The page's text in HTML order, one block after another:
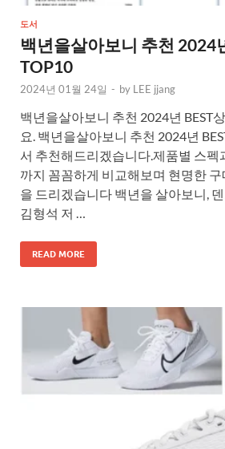
도서
백년을살아보니 추천 2024
TOP10
2024년 01월 24일 - by LEE jjang
백년을살아보니 추천 2024년 BEST
요. 백년을살아보니 추천 2024년
서 추천해드리겠습니다.제품별 스펙
까지 꼼꼼하게 비교해보며 현명한
을 드리겠습니다 백년을 살아보니,
김형석 저 …
READ MORE